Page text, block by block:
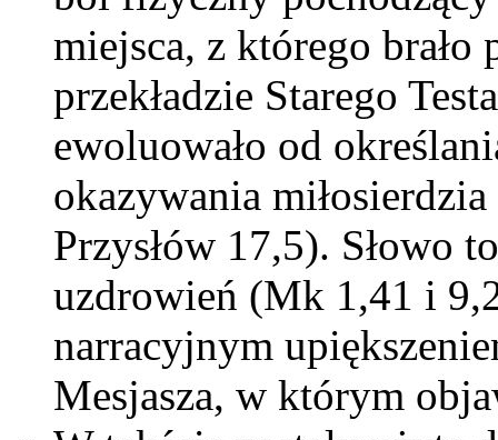
miejsca, z którego
przekładzie Starego
ewoluowało od
okazywania
Przysłów 17,5). Słowo
uzdrowień (Mk 1,41 i
narracyjnym
Mesjasza, w którym